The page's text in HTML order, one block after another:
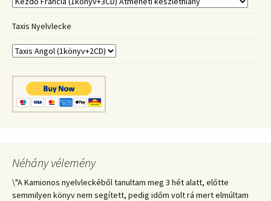
Taxis Nyelvlecke
Néhány vélemény
\"A Kamionos nyelvleckéből tanultam meg 3 hét alatt, előtte
semmilyen könyv nem segített, pedig időm volt rá mert elmúltam